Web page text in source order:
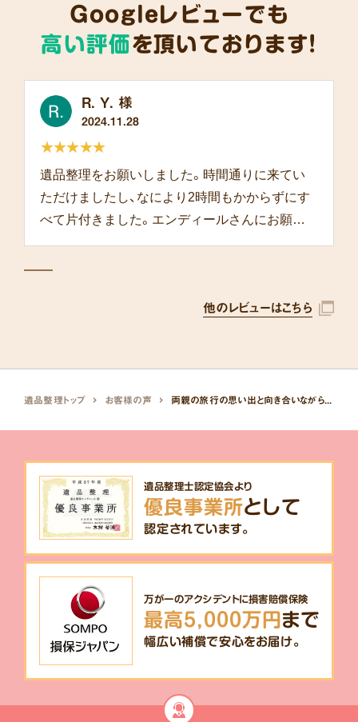
Googleレビューでも
高い評価を頂いております!
R. Y. 様
2024.11.28
遺品整理をお願いしました。時間通りに来てい
ただけましたし、なにより2時間もかからずにす
べて片付きました。エンディールさんにお願い
★★★★★
他のレビューはこちら
遺品整理トップ お客様の声
遺品整理士認定協会より
優良事業所として
認定されています。
万が一のアクシデントに損害賠償保険
最高5,000万円まで
幅広い補償で安心をお届け。